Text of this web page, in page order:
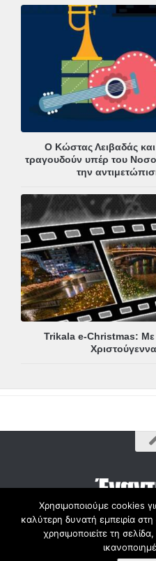
Ο Κώστας Λειβαδάς
τραγουδούν υπέρ του
την
Trikala e-Christmas: Με
Copyright ©
Χρησιμοποιούμε cookies
καλύτερη δυνατή εμπειρία
χρησιμοποιείτε τη